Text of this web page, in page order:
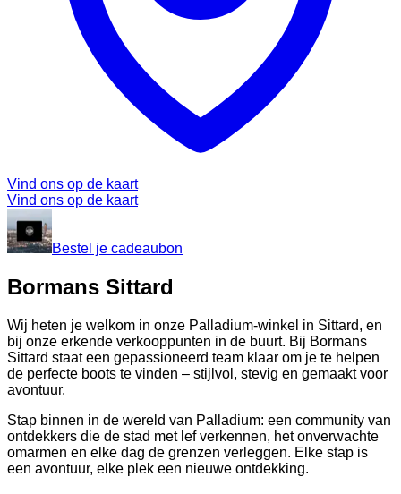
Vind ons op de kaart
Vind ons op de kaart
Bestel je cadeaubon
Bormans Sittard
Wij heten je welkom in onze Palladium-winkel in Sittard, en
bij onze erkende verkooppunten in de buurt. Bij Bormans
Sittard staat een gepassioneerd team klaar om je te helpen
de perfecte boots te vinden – stijlvol, stevig en gemaakt voor
avontuur.
Stap binnen in de wereld van Palladium: een community van
ontdekkers die de stad met lef verkennen, het onverwachte
omarmen en elke dag de grenzen verleggen. Elke stap is
een avontuur, elke plek een nieuwe ontdekking.